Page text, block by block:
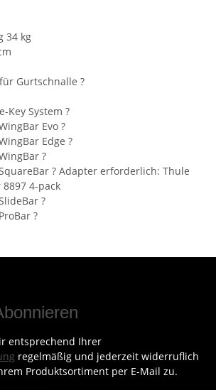
34 kg
Gurtschnalle ?
Key System ?
Evo ?
Edge ?
?
? Adapter erforderlich: Thule
4-pack
?
?
entsprechend Ihrer
regelmäßig und jederzeit widerruflich
Produktsortiment per E-Mail zu.